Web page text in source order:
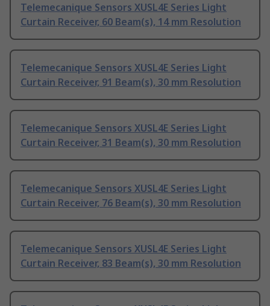
Telemecanique Sensors XUSL4E Series Light
Curtain Receiver, 60 Beam(s), 14 mm Resolution
Telemecanique Sensors XUSL4E Series Light
Curtain Receiver, 91 Beam(s), 30 mm Resolution
Telemecanique Sensors XUSL4E Series Light
Curtain Receiver, 31 Beam(s), 30 mm Resolution
Telemecanique Sensors XUSL4E Series Light
Curtain Receiver, 76 Beam(s), 30 mm Resolution
Telemecanique Sensors XUSL4E Series Light
Curtain Receiver, 83 Beam(s), 30 mm Resolution